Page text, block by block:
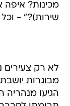
מכינות? איפה
שירות)?" -
לא רק צעירים
מבוגרות
הגיעו